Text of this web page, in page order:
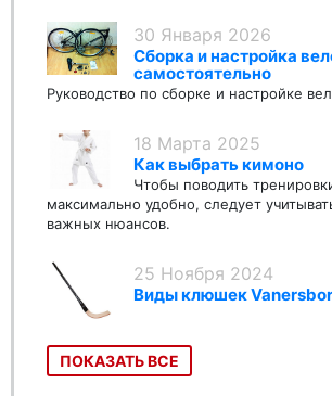
30 Января 2026
Сборка и настройка
самостоятельно
Руководство по сборке и настройке
18 Марта 2025
Как выбрать кимоно
Чтобы поводить
максимально удобно, следует
важных нюансов.
25 Ноября 2024
Виды клюшек
ПОКАЗАТЬ ВСЕ